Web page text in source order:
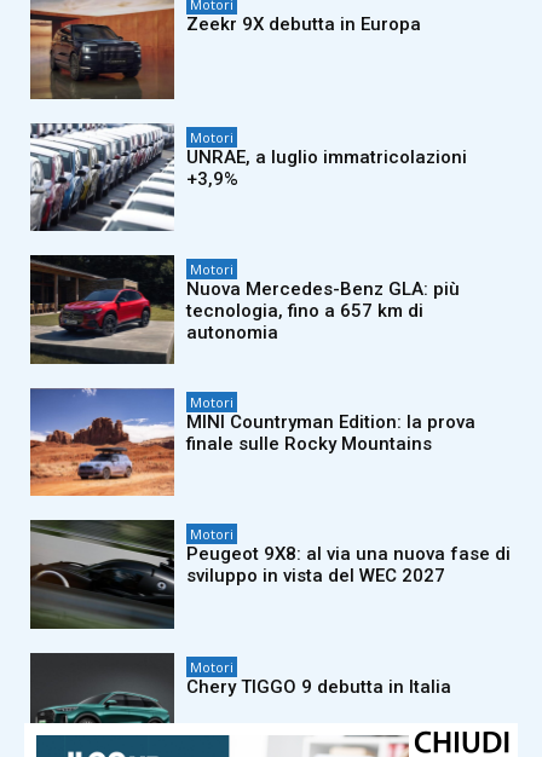
Motori
Zeekr 9X debutta in Europa
Motori
UNRAE, a luglio immatricolazioni
+3,9%
Motori
Nuova Mercedes-Benz GLA: più
tecnologia, fino a 657 km di
autonomia
Motori
MINI Countryman Edition: la prova
finale sulle Rocky Mountains
Motori
Peugeot 9X8: al via una nuova fase di
sviluppo in vista del WEC 2027
Motori
Chery TIGGO 9 debutta in Italia